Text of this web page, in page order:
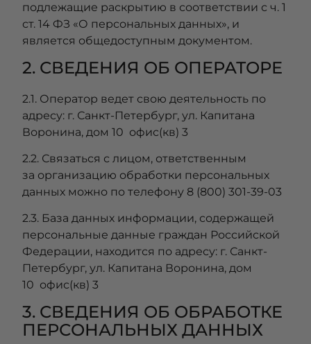
подлежащие раскрытию в соответствии с ч. 1
ст. 14 ФЗ «О персональных данных», и
является общедоступным документом.
2. СВЕДЕНИЯ ОБ ОПЕРАТОРЕ
2.1. Оператор ведет свою деятельность по
адресу: г. Санкт-Петербург, ул. Капитана
Воронина, дом 10 офис(кв) 3
2.2. Связаться с лицом, ответственным
за организацию обработки персональных
данных можно по телефону 8 (800) 301-39-03
2.3. База данных информации, содержащей
персональные данные граждан Российской
Федерации, находится по адресу: г. Санкт-
Петербург, ул. Капитана Воронина, дом
10 офис(кв) 3
3. СВЕДЕНИЯ ОБ ОБРАБОТКЕ
ПЕРСОНАЛЬНЫХ ДАННЫХ